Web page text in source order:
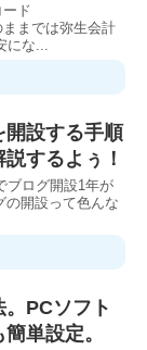
ド
ままでは弥生会計
な...
開設する手順
するよぅ！
ブログ開設1年が
の開設って色んな
PCソフト
単設定。